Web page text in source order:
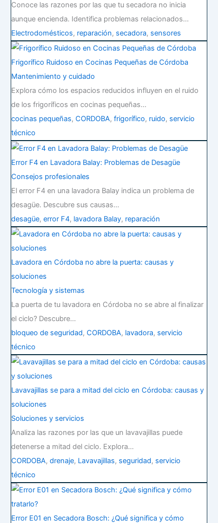
Conoce las razones por las que tu secadora no inicia
aunque encienda. Identifica problemas relacionados…
Electrodomésticos, reparación, secadora, sensores
Frigorífico Ruidoso en Cocinas Pequeñas de Córdoba
Mantenimiento y cuidado
Explora cómo los espacios reducidos influyen en el ruido
de los frigoríficos en cocinas pequeñas…
cocinas pequeñas,CORDOBA,frigorífico, ruido, servicio
técnico
Error F4 en Lavadora Balay: Problemas de Desagüe
Consejos profesionales
El error F4 en una lavadora Balay indica un problema de
desagüe. Descubre sus causas…
desagüe,error F4, lavadora Balay, reparación
Lavadora en Córdoba no abre la puerta: causas y
soluciones
Tecnología y sistemas
La puerta de tu lavadora en Córdoba no se abre al finalizar
el ciclo? Descubre…
bloqueo de seguridad,CORDOBA, lavadora, servicio
técnico
Lavavajillas se para a mitad del ciclo en Córdoba: causas y
soluciones
Soluciones y servicios
Analiza las razones por las que un lavavajillas puede
detenerse a mitad del ciclo. Explora…
CORDOBA,drenaje, Lavavajillas, seguridad, servicio
técnico
Error E01 en Secadora Bosch: ¿Qué significa y cómo